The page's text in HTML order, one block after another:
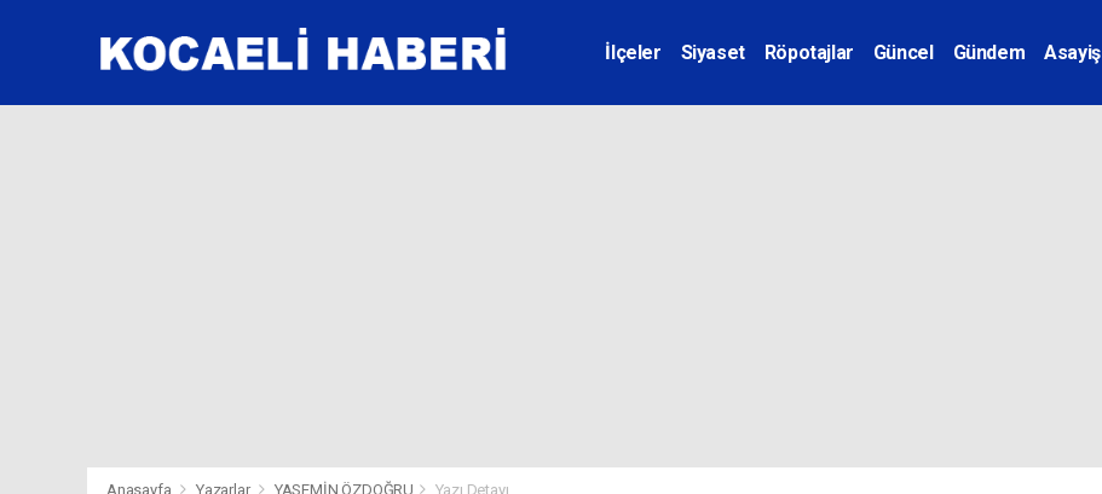
İlçeler Siyaset Röpotajlar Güncel Gündem Asayiş
Anasayfa Yazarlar YASEMİN ÖZDOĞRU Yazı Detayı